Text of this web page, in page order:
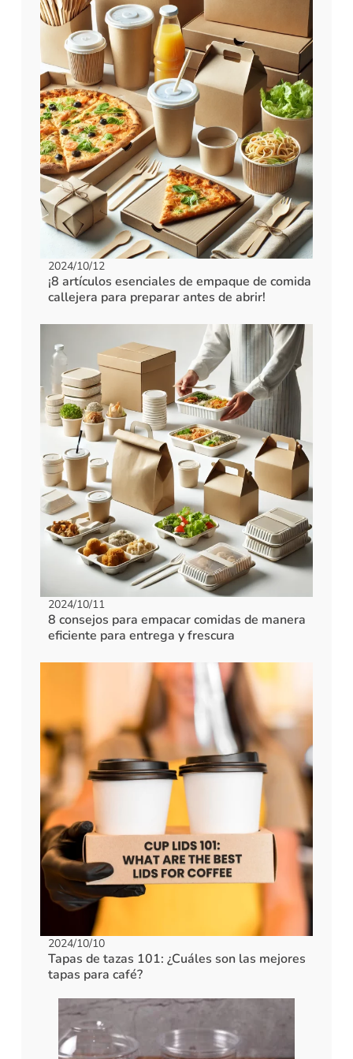
2024/10/12
¡8 artículos esenciales de empaque de comida
callejera para preparar antes de abrir!
2024/10/11
8 consejos para empacar comidas de manera
eficiente para entrega y frescura
2024/10/10
Tapas de tazas 101: ¿Cuáles son las mejores
tapas para café?